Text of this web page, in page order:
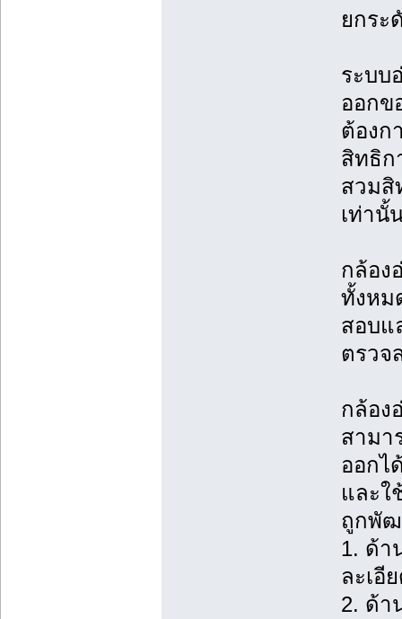
ยกระ
ระบบ
ออกข
ต้องก
สิทธิก
สวมสิ
เท่านั้
กล้อง
ทั้งหม
สอบแ
ตรวจ
กล้อง
สามา
ออกไ
และใ
ถูกพัฒ
1. ด้า
ละเอี
2. ด้า